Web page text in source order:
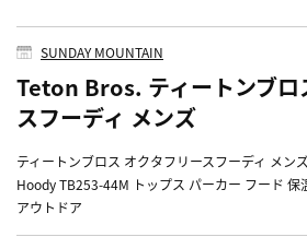
SUNDAY MOUNTAIN
Teton Bros. ティートンブロ
スフーディ メンズ
ティートンブロス オクタフリースフーディ メン
Hoody TB253-44M トップス パーカー フード 保
アウトドア